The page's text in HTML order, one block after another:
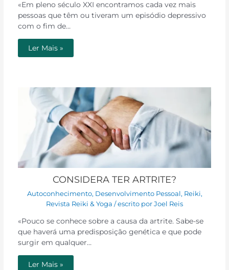
«Em pleno século XXI encontramos cada vez mais
pessoas que têm ou tiveram um episódio depressivo
com o fim de…
Ler Mais »
CONSIDERA TER ARTRITE?
Autoconhecimento, Desenvolvimento Pessoal , Reiki,
Revista Reiki & Yoga / escrito por Joel Reis
«Pouco se conhece sobre a causa da artrite. Sabe-se
que haverá uma predisposição genética e que pode
surgir em qualquer…
Ler Mais »